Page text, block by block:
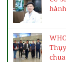
chua